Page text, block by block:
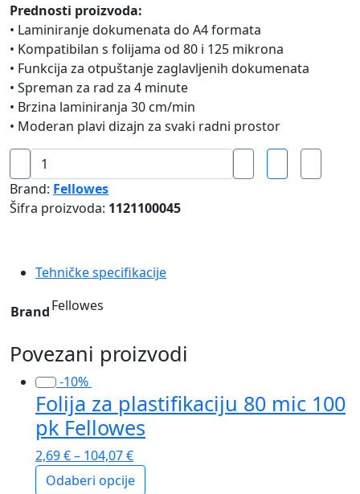
Prednosti proizvoda:
• Laminiranje dokumenata do A4 formata
• Kompatibilan s folijama od 80 i 125 mikrona
• Funkcija za otpuštanje zaglavljenih dokumenata
• Spreman za rad za 4 minute
• Brzina laminiranja 30 cm/min
• Moderan plavi dizajn za svaki radni prostor
Plastifikator
Lunar+
A4
plavi
Brand: Fellowes
Šifra proizvoda: 1121100045
Tehničke specifikacije
BrandFellowes
Povezani proizvodi
-10%
Folija za plastifikaciju 80 mic 100
pk Fellowes
2,69€– 104,07€
Odaberi opcije